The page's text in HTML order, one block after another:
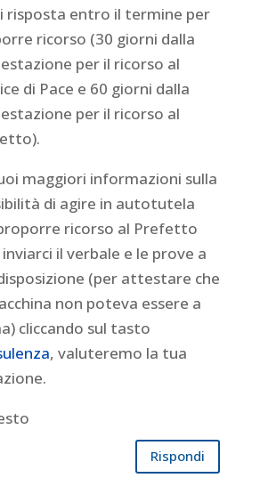
risposta entro il termine per
ricorso (30 giorni dalla
per il ricorso al
di Pace e 60 giorni dalla
per il ricorso al
maggiori informazioni sulla
di agire in autotutela
ricorso al Prefetto
il verbale e le prove a
(per attestare che
non poteva essere a
cliccando sul tasto
, valuteremo la tua
Rispondi